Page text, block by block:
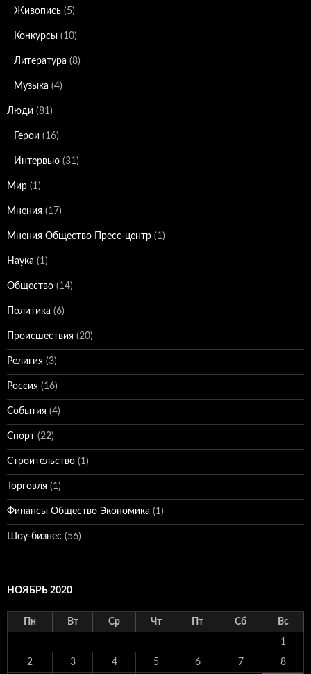
Живопись (5)
Конкурсы (10)
Литература (8)
Музыка (4)
Люди (81)
Герои (16)
Интервью (31)
Мир (1)
Мнения (17)
Мнения Общество Пресс-центр (1)
Наука (1)
Общество (14)
Политика (6)
Происшествия (20)
Религия (3)
Россия (16)
События (4)
Спорт (22)
Строительство (1)
Торговля (1)
Финансы Общество Экономика (1)
Шоу-бизнес (56)
НОЯБРЬ 2020
Пн Вт Ср Чт Пт Сб Вс
1
2 3 4 5 6 7 8